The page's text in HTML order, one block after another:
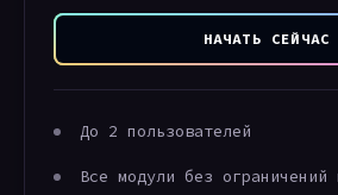
НАЧАТЬ СЕЙЧАС
До 2 пользователей
Все модули без